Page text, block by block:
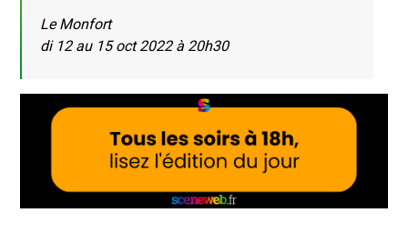
Le Monfort
di 12 au 15 oct 2022 à 20h30